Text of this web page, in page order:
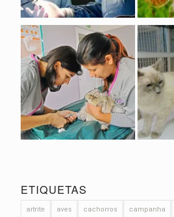
ETIQUETAS
artrite aves cachorros campanha